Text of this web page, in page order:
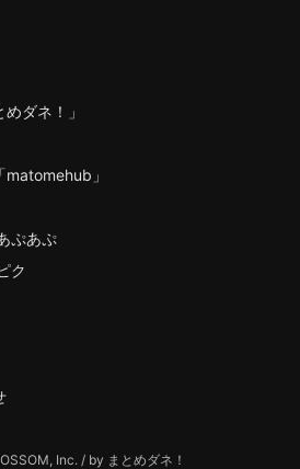
ダネ！」
」
ぷあぷ
ク
Inc. / by まとめダネ！